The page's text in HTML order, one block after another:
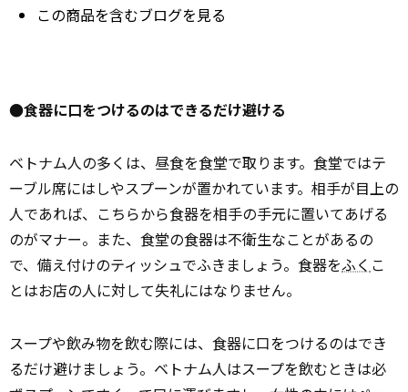
この商品を含むブログを見る
●食器に口をつけるのはできるだけ避ける
ベトナム人の多くは、昼食を食堂で取ります。食堂ではテ
ーブル席にはしやスプーンが置かれています。相手が目上の
人であれば、こちらから食器を相手の手元に置いてあげる
のがマナー。また、食堂の食器は不衛生なことがあるの
で、備え付けのティッシュでふきましょう。食器をふく こ
とはお店の人に対して失礼にはなりません。
スープや飲み物を飲む際には、食器に口をつけるのはでき
るだけ避けましょう。ベトナム人はスープを飲むときは必